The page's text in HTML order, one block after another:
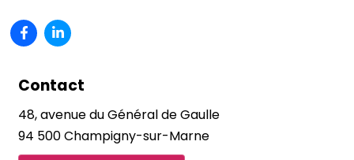
Contact
48, avenue du Général de Gaulle
94 500 Champigny-sur-Marne